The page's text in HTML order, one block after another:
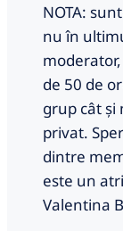
NOTA:
nu în
de 50 de
grup cât și
privat.
dintre
este un
Valentina